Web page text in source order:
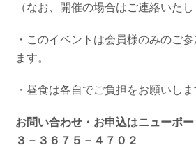
（なお、開催の場合はご連絡いたし
・このイベントは会員様のみのご
ます。
・昼食は各自でご負担をお願いしま
お問い合わせ・お申込はニューポ
３－３６７５－４７０２